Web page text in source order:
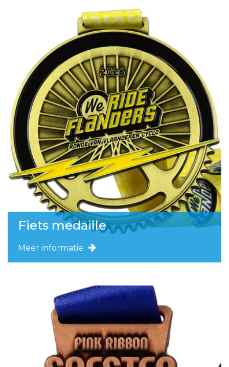
Fiets medaille
Meer informatie